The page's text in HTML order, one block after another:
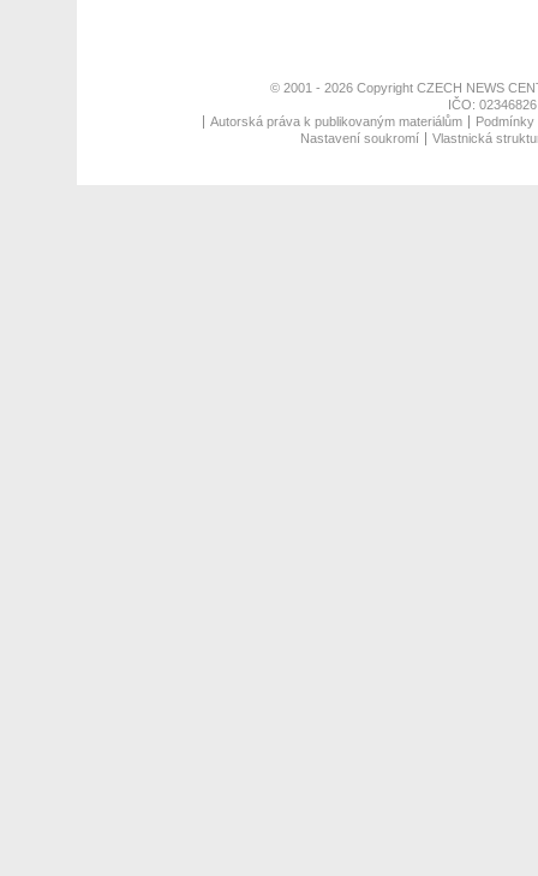
© 2001 - 2026 Copyright CZECH NEWS
IČO:
Autorská práva k publikovaným materiálům
Nastavení soukromí
Vlastnická